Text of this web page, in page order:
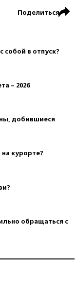
Поделиться
собой в отпуск?
– 2026
добившиеся
курорте?
обращаться с